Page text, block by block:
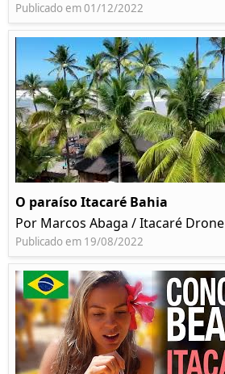
Publicado em 01/12/2022
O paraíso Itacaré Bahia
Por Marcos Abaga / Itacaré Drone
Publicado em 19/08/2022